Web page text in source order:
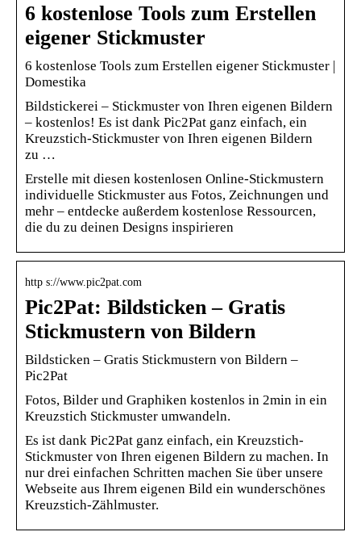
6 kostenlose Tools zum Erstellen
eigener Stickmuster
6 kostenlose Tools zum Erstellen eigener Stickmuster |
Domestika
Bildstickerei – Stickmuster von Ihren eigenen Bildern
– kostenlos! Es ist dank Pic2Pat ganz einfach, ein
Kreuzstich-Stickmuster von Ihren eigenen Bildern
zu …
Erstelle mit diesen kostenlosen Online-Stickmustern
individuelle Stickmuster aus Fotos, Zeichnungen und
mehr – entdecke außerdem kostenlose Ressourcen,
die du zu deinen Designs inspirieren
http s://www.pic2pat.com
Pic2Pat: Bildsticken – Gratis
Stickmustern von Bildern
Bildsticken – Gratis Stickmustern von Bildern –
Pic2Pat
Fotos, Bilder und Graphiken kostenlos in 2min in ein
Kreuzstich Stickmuster umwandeln.
Es ist dank Pic2Pat ganz einfach, ein Kreuzstich-
Stickmuster von Ihren eigenen Bildern zu machen. In
nur drei einfachen Schritten machen Sie über unsere
Webseite aus Ihrem eigenen Bild ein wunderschönes
Kreuzstich-Zählmuster.